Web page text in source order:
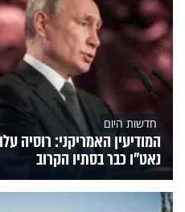
חדשות היום
המודיעין האמריקני: רוסיה
נאט"ו כבר בסתיו הקרוב